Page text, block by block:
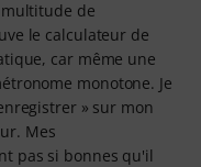
de
le calculateur de
car même une
monotone. Je
» sur mon
Mes
pas si bonnes qu'il